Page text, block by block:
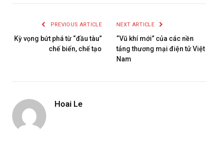
PREVIOUS ARTICLE
Kỳ vọng bứt phá từ “đầu tàu”
chế biến, chế tạo
NEXT ARTICLE
“Vũ khí mới” của các nền
tảng thương mại điện tử Việt
Nam
Hoai Le